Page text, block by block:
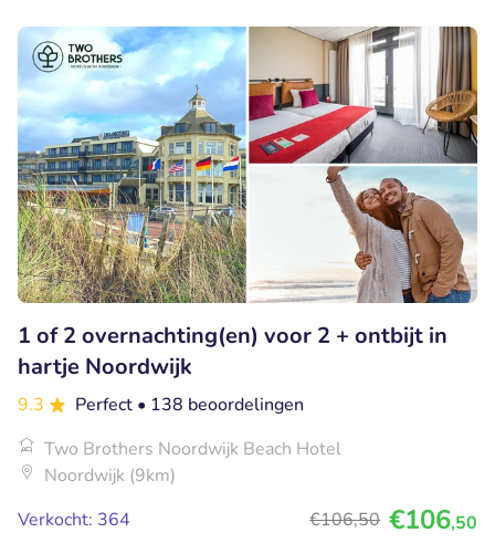
1 of 2 overnachting(en) voor 2 + ontbijt in
hartje Noordwijk
9.3 Perfect • 138 beoordelingen
Two Brothers Noordwijk Beach Hotel
Noordwijk (9km)
Verkocht: 364
€106,50 €106,50